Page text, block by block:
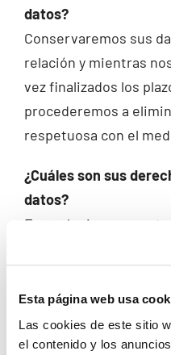
Esta página web usa
Las cookies de este sitio
el contenido y los
datos?
Conservaremos sus
relación y mientras
vez finalizados los
procederemos a
respetuosa con el
¿Cuáles son sus
datos?
En cualquier momento
nosotros para saber
eliminarla una vez
el caso de que ello
También tiene